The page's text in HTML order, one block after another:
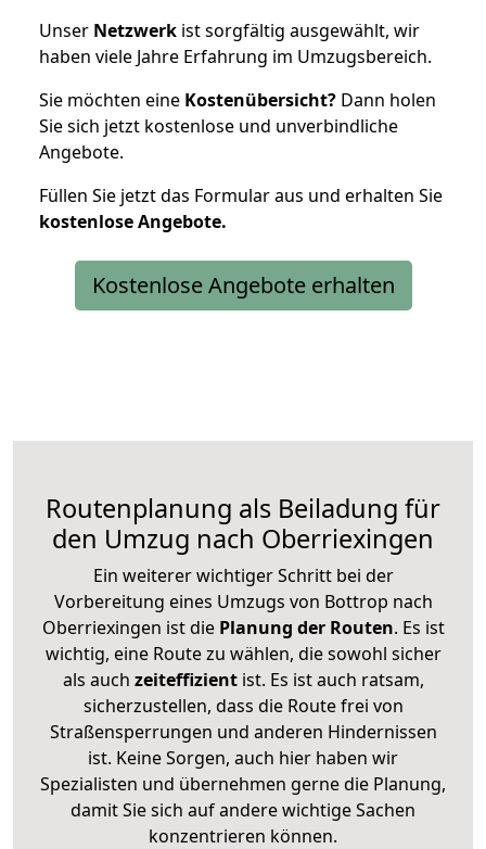
Unser Netzwerk ist sorgfältig ausgewählt, wir
haben viele Jahre Erfahrung im Umzugsbereich.
Sie möchten eine Kostenübersicht? Dann holen
Sie sich jetzt kostenlose und unverbindliche
Angebote.
Füllen Sie jetzt das Formular aus und erhalten Sie
kostenloseAngebote.
Kostenlose Angebote erhalten
Routenplanung als Beiladung für
den Umzug nach Oberriexingen
Ein weiterer wichtiger Schritt bei der
Vorbereitung eines Umzugs von Bottrop nach
Oberriexingen ist diePlanung der Routen. Es ist
wichtig, eine Route zu wählen, die sowohl sicher
als auch zeiteffizientist. Es ist auch ratsam,
sicherzustellen, dass die Route frei von
Straßensperrungen und anderen Hindernissen
ist. Keine Sorgen, auch hier haben wir
Spezialisten und übernehmen gerne die Planung,
damit Sie sich auf andere wichtige Sachen
konzentrieren können.